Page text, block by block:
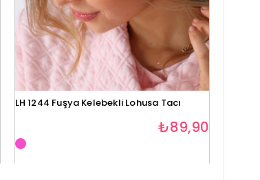
LH 1244 Fuşya Kelebekli Lohusa Tacı
₺89,90